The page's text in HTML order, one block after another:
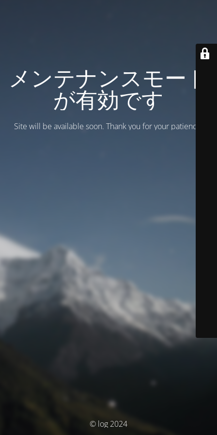
メンテナンスモード
が有効です
Site will be available soon. Thank you for your patience!
© log 2024